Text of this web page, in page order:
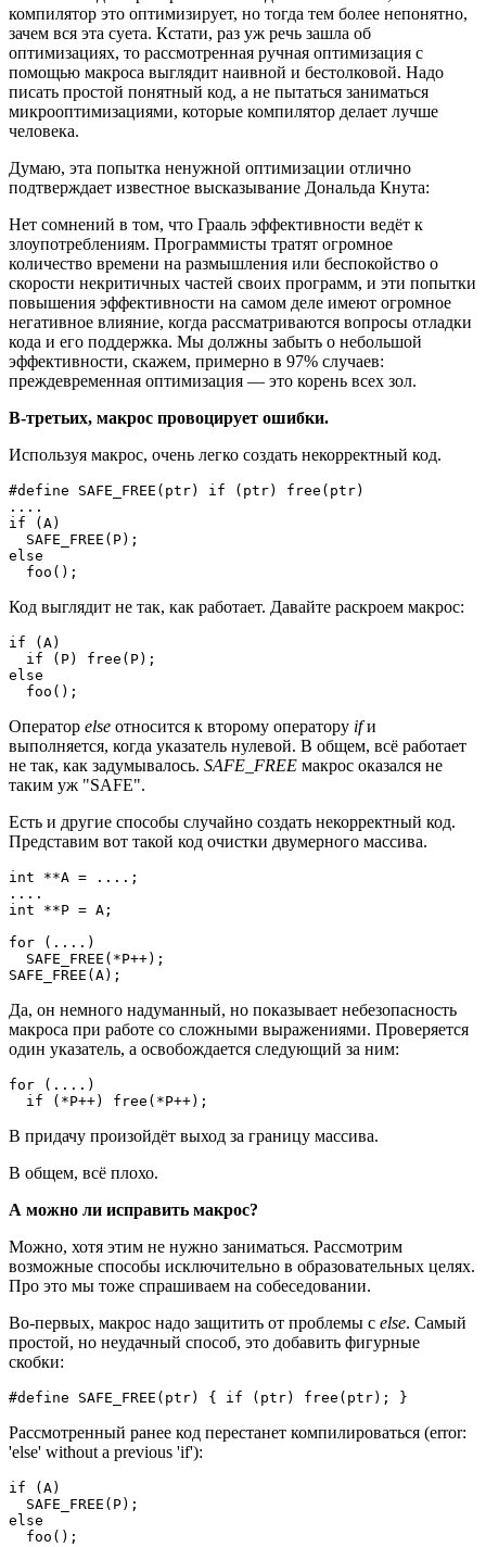
компилятор это оптимизирует, но тогда тем более непонятно,
зачем вся эта суета. Кстати, раз уж речь зашла об
оптимизациях, то рассмотренная ручная оптимизация с
помощью макроса выглядит наивной и бестолковой. Надо
писать простой понятный код, а не пытаться заниматься
микрооптимизациями, которые компилятор делает лучше
человека.
Думаю, эта попытка ненужной оптимизации отлично
подтверждает известное высказывание Дональда Кнута:
Нет сомнений в том, что Грааль эффективности ведёт к
злоупотреблениям. Программисты тратят огромное
количество времени на размышления или беспокойство о
скорости некритичных частей своих программ, и эти попытки
повышения эффективности на самом деле имеют огромное
негативное влияние, когда рассматриваются вопросы отладки
кода и его поддержка. Мы должны забыть о небольшой
эффективности, скажем, примерно в 97% случаев:
преждевременная оптимизация — это корень всех зол.
В-третьих, макрос провоцирует ошибки.
Используя макрос, очень легко создать некорректный код.
#define SAFE_FREE(ptr) if (ptr) free(ptr)
....
if (A)
  SAFE_FREE(P);
else
  foo();
Код выглядит не так, как работает. Давайте раскроем макрос:
if (A)
  if (P) free(P);
else
  foo();
Оператор else относится к второму оператору ifи
выполняется, когда указатель нулевой. В общем, всё работает
не так, как задумывалось. SAFE_FREE макрос оказался не
таким уж "SAFE".
Есть и другие способы случайно создать некорректный код.
Представим вот такой код очистки двумерного массива.
int **A = ....;
....
int **P = A;
for (....)
  SAFE_FREE(*P++);
SAFE_FREE(A);
Да, он немного надуманный, но показывает небезопасность
макроса при работе со сложными выражениями. Проверяется
один указатель, а освобождается следующий за ним:
for (....)
  if (*P++) free(*P++);
В придачу произойдёт выход за границу массива.
В общем, всё плохо.
А можно ли исправить макрос?
Можно, хотя этим не нужно заниматься. Рассмотрим
возможные способы исключительно в образовательных целях.
Про это мы тоже спрашиваем на собеседовании.
Во-первых, макрос надо защитить от проблемы с else. Самый
простой, но неудачный способ, это добавить фигурные
скобки:
#define SAFE_FREE(ptr) { if (ptr) free(ptr); }
Рассмотренный ранее код перестанет компилироваться (error:
'else' without a previous 'if'):
if (A)
  SAFE_FREE(P);
else
  foo();